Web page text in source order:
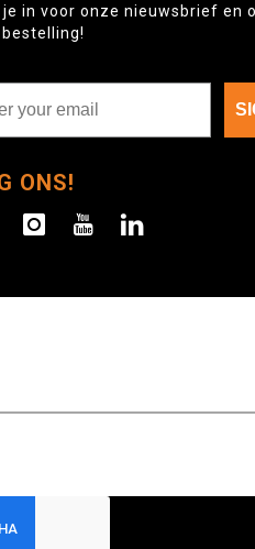
in voor onze nieuwsbrief en
ONS!